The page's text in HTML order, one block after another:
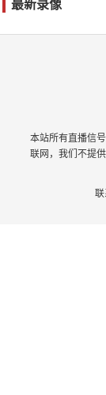
本站所有直播信
联网，我们不提
联